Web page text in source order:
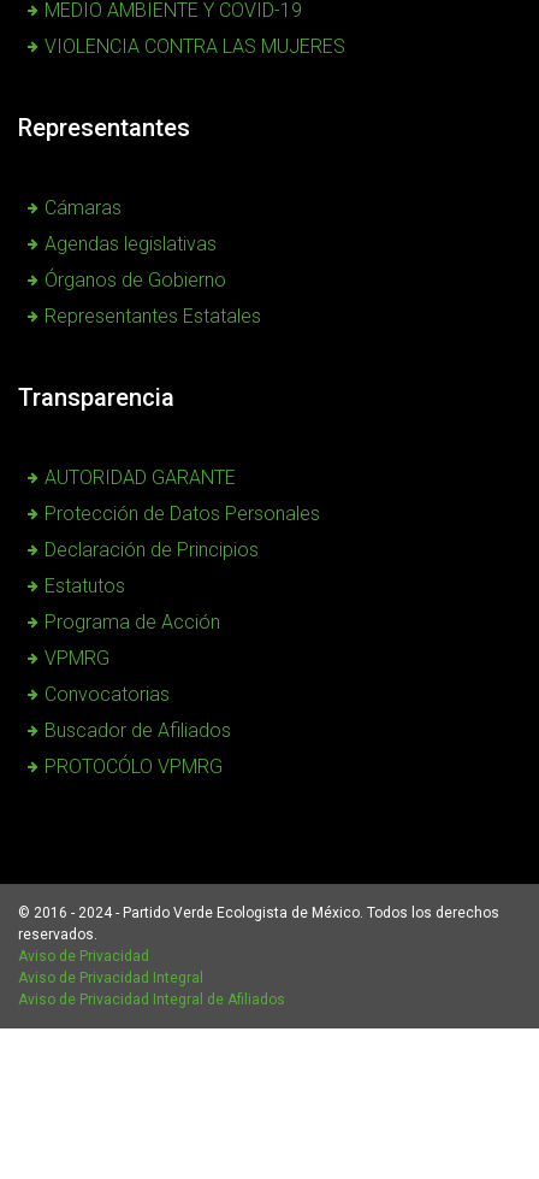
MEDIO AMBIENTE Y COVID-19
VIOLENCIA CONTRA LAS MUJERES
Representantes
Cámaras
Agendas legislativas
Órganos de Gobierno
Representantes Estatales
Transparencia
AUTORIDAD GARANTE
Protección de Datos Personales
Declaración de Principios
Estatutos
Programa de Acción
VPMRG
Convocatorias
Buscador de Afiliados
PROTOCÓLO VPMRG
© 2016 - 2024 - Partido Verde Ecologista de México. Todos los derechos
reservados.
Aviso de Privacidad
Aviso de Privacidad Integral
Aviso de Privacidad Integral de Afiliados